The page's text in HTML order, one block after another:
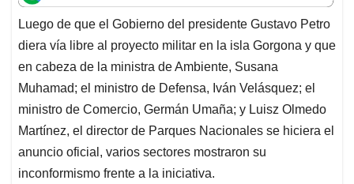
t
s
A
p
p
e
b
o
o
k
k
e
d
I
n
i
l
e
a
d
s
Luego de que el Gobierno del presidente Gustavo Petro
diera vía libre al proyecto militar en la isla Gorgona y que
en cabeza de la ministra de Ambiente, Susana
Muhamad; el ministro de Defensa, Iván Velásquez; el
ministro de Comercio, Germán Umaña; y Luisz Olmedo
Martínez, el director de Parques Nacionales se hiciera el
anuncio oficial, varios sectores mostraron su
inconformismo frente a la iniciativa.